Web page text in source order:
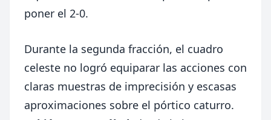
poner el 2-0.
Durante la segunda fracción, el cuadro
celeste no logró equiparar las acciones con
claras muestras de imprecisión y escasas
aproximaciones sobre el pórtico caturro.